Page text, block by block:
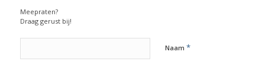
Meepraten?
Draag gerust bij!
Naam *